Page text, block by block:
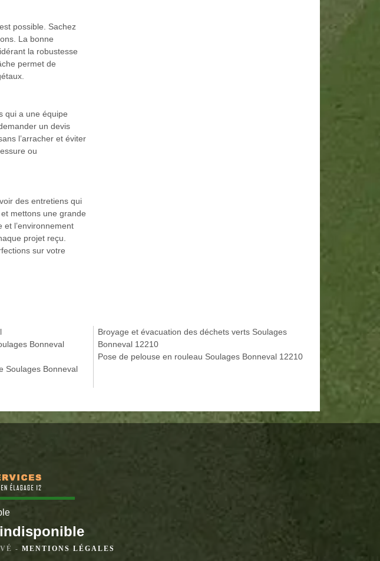
possible. Sachez
La bonne
la robustesse
permet de
qui a une équipe
un devis
l’arracher et éviter
ou
des entretiens qui
mettons une grande
et l’environnement
projet reçu.
sur votre
Bonneval
Soulages Bonneval
Broyage et évacuation des déchets verts Soulages
Bonneval 12210
Pose de pelouse en rouleau Soulages Bonneval 12210
indisponible
- MENTIONS LÉGALES